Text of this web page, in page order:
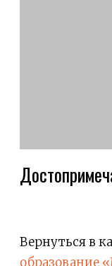
Вернуться в
образование